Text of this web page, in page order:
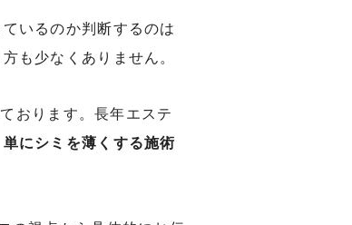
いるのか判断するのは
も少なくありません。
おります。長年エステ
にシミを薄くする施術